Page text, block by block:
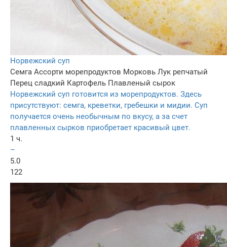
Норвежский суп
Семга Ассорти морепродуктов Морковь Лук репчатый
Перец сладкий Картофель Плавленый сырок
Норвежский суп готовится из морепродуктов. Здесь
присутствуют: семга, креветки, гребешки и мидии. Суп
получается очень необычным по вкусу, а за счет
плавленных сырков приобретает красивый цвет.
1 ч.
–
5.0
122